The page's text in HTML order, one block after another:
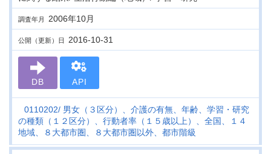
調査年月 2006年10月
公開（更新）日 2016-10-31
DB API
0110202
男女（３区分）、介護の有無、年齢、学習・研究
の種類（１２区分）、行動者率（１５歳以上）、全国、１４
地域、８大都市圏、８大都市圏以外、都市階級